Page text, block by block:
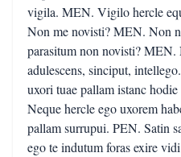
vigila. MEN. Vigilo hercle
Non me novisti? MEN. Non
parasitum non novisti? MEN.
adulescens, sinciput,
uxori tuae pallam istanc
Neque hercle ego uxorem
pallam surrupui. PEN. Satin
ego te indutum foras exire